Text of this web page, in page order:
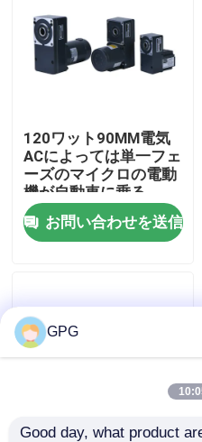
ビデオ
工場 ツアー
品質管理
ニュース
dcギヤ モーター
120ワット90MM電気
ACによっては単一フェ
ーズのマイクロの電動
機が自動車に乗る
お問い合わせを送信
GPG
Good day, what product